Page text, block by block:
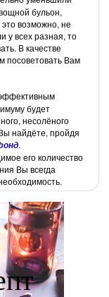
бульон,
возможно, не
у всех разная, то
В качестве
посоветовать Вам
будет
несолёного
найдёте, пройдя
.
его количество
Вы всегда